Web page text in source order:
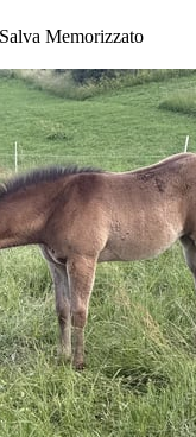
Salva Memorizzato